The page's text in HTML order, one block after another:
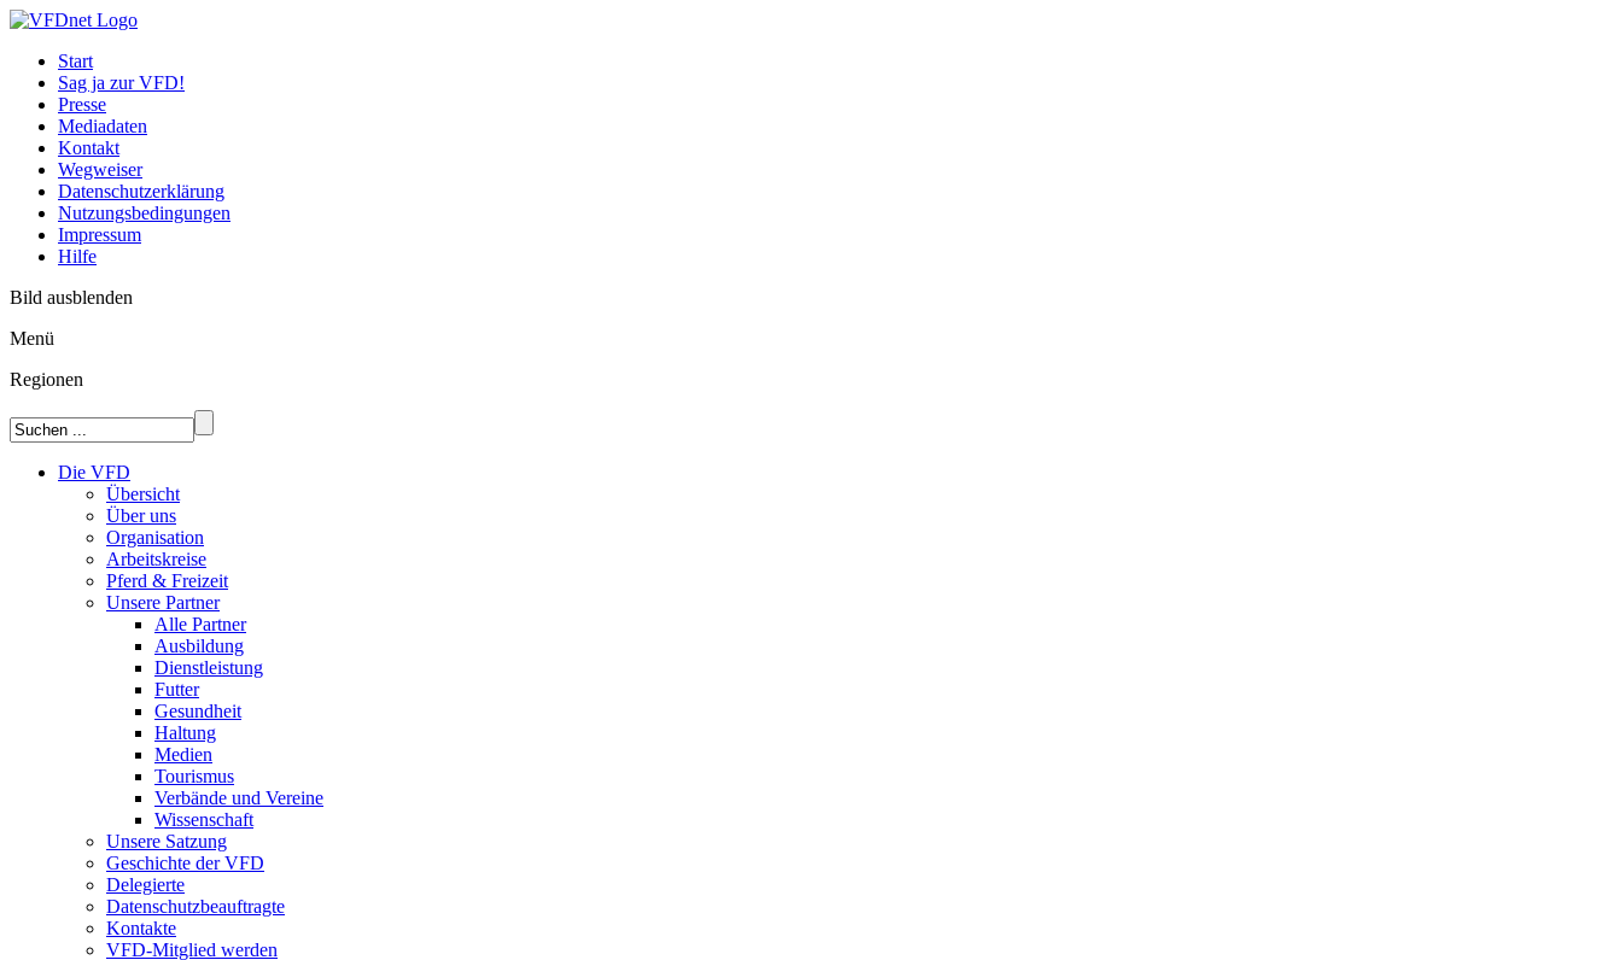
Start
Sag ja zur VFD!
Presse
Mediadaten
Kontakt
Wegweiser
Datenschutzerklärung
Nutzungsbedingungen
Impressum
Hilfe
Bild ausblenden
Menü
Regionen
Die VFD
Übersicht
Über uns
Organisation
Arbeitskreise
Pferd & Freizeit
Unsere Partner
Alle Partner
Ausbildung
Dienstleistung
Futter
Gesundheit
Haltung
Medien
Tourismus
Verbände und Vereine
Wissenschaft
Unsere Satzung
Geschichte der VFD
Delegierte
Datenschutzbeauftragte
Kontakte
VFD-Mitglied werden